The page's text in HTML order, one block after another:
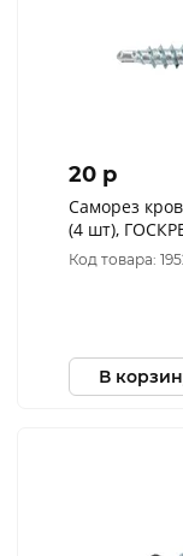
20 p
Саморез
(4 шт),
Код товара:
В